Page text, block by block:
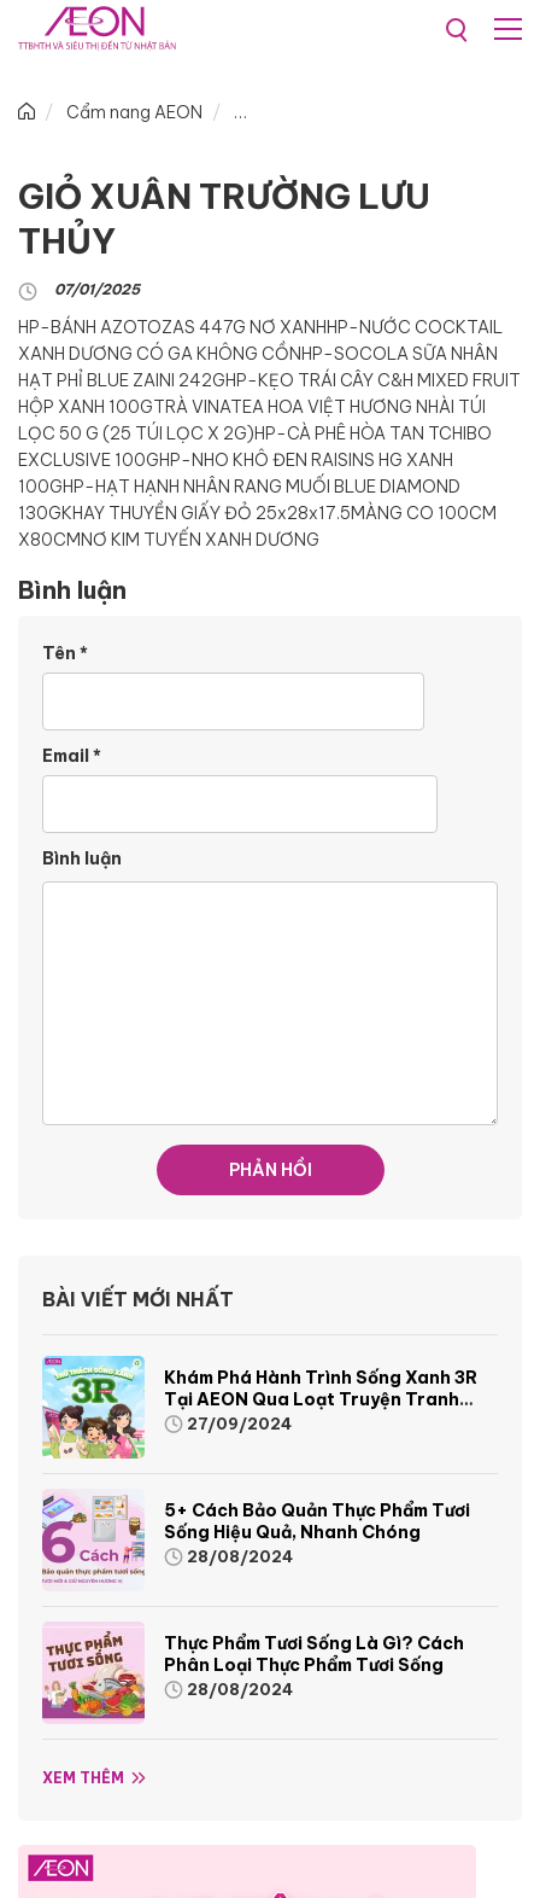
Cẩm nang AEON
GIỎ XUÂN TRƯỜNG LƯU
THỦY
07/01/2025
HP-BÁNH AZOTOZAS 447G NƠ XANHHP-NƯỚC COCKTAIL
XANH DƯƠNG CÓ GA KHÔNG CỒNHP-SOCOLA SỮA NHÂN
HẠT PHỈ BLUE ZAINI 242GHP-KẸO TRÁI CÂY C&H MIXED FRUIT
HỘP XANH 100GTRÀ VINATEA HOA VIỆT HƯƠNG NHÀI TÚI
LỌC 50 G (25 TÚI LỌC X 2G)HP-CÀ PHÊ HÒA TAN TCHIBO
EXCLUSIVE 100GHP-NHO KHÔ ĐEN RAISINS HG XANH
100GHP-HẠT HẠNH NHÂN RANG MUỐI BLUE DIAMOND
130GKHAY THUYỀN GIẤY ĐỎ 25x28x17.5MÀNG CO 100CM
X80CMNƠ KIM TUYẾN XANH DƯƠNG
Bình luận
Tên *
Email*
Bình luận
BÀI VIẾT MỚI NHẤT
Khám Phá Hành Trình Sống Xanh 3R
Tại AEON Qua Loạt Truyện Tranh
Sinh Động Và Thú Vị
27/09/2024
5+ Cách Bảo Quản Thực Phẩm Tươi
Sống Hiệu Quả, Nhanh Chóng
28/08/2024
Thực Phẩm Tươi Sống Là Gì? Cách
Phân Loại Thực Phẩm Tươi Sống
28/08/2024
XEM THÊM